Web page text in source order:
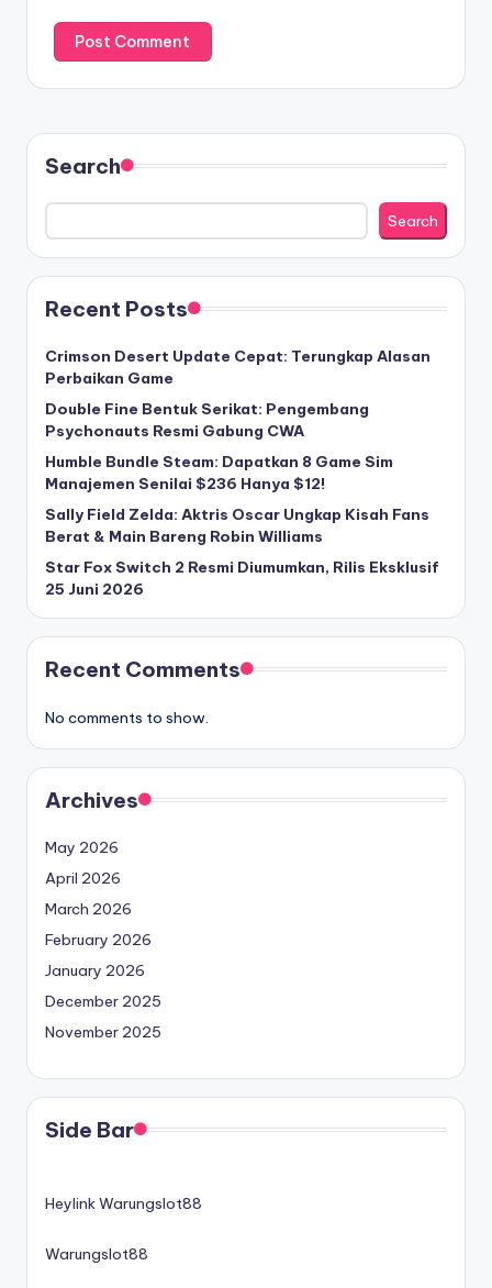
Search
Search
Recent Posts
Crimson Desert Update Cepat: Terungkap Alasan
Perbaikan Game
Double Fine Bentuk Serikat: Pengembang
Psychonauts Resmi Gabung CWA
Humble Bundle Steam: Dapatkan 8 Game Sim
Manajemen Senilai $236 Hanya $12!
Sally Field Zelda: Aktris Oscar Ungkap Kisah Fans
Berat & Main Bareng Robin Williams
Star Fox Switch 2 Resmi Diumumkan, Rilis Eksklusif
25 Juni 2026
Recent Comments
No comments to show.
Archives
May 2026
April 2026
March 2026
February 2026
January 2026
December 2025
November 2025
Side Bar
Heylink Warungslot88
Warungslot88